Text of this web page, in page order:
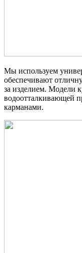
Мы используем
обеспечивают
за изделием. Модели
водоотталкивающей
карманами.